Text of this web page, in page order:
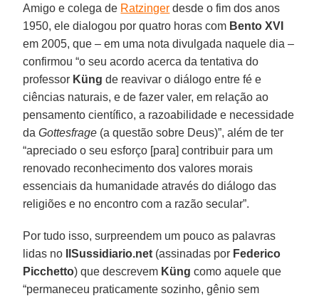
Amigo e colega de Ratzinger desde o fim dos anos
1950, ele dialogou por quatro horas com Bento XVI
em 2005, que – em uma nota divulgada naquele dia –
confirmou “o seu acordo acerca da tentativa do
professor Küng de reavivar o diálogo entre fé e
ciências naturais, e de fazer valer, em relação ao
pensamento científico, a razoabilidade e necessidade
daGottesfrage (a questão sobre Deus)”, além de ter
“apreciado o seu esforço [para] contribuir para um
renovado reconhecimento dos valores morais
essenciais da humanidade através do diálogo das
religiões e no encontro com a razão secular”.
Por tudo isso, surpreendem um pouco as palavras
lidas no
IlSussidiario.net (assinadas por Federico
Picchetto) que descrevem Küng como aquele que
“permaneceu praticamente sozinho, gênio sem